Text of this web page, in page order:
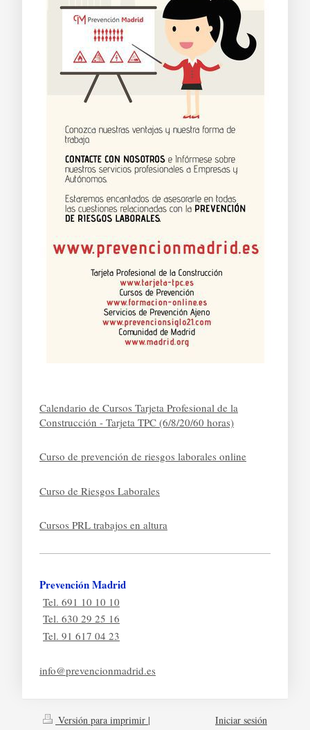
Calendario de Cursos Tarjeta Profesional de la
Construcción - Tarjeta TPC (6/8/20/60 horas)
Curso de prevención de riesgos laborales online
Curso de Riesgos Laborales
Cursos PRL trabajos en altura
Prevención Madrid
Tel. 691 10 10 10
Tel. 630 29 25 16
Tel. 91 617 04 23
info@prevencionmadrid.es
Versión para imprimir |
Iniciar sesión